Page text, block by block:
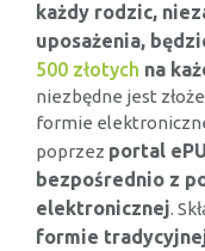
każdy rodzic,
uposażenia,
500 złotych na
niezbędne jest
formie
poprzez portal
bezpośrednio z
elektronicznej.
formie